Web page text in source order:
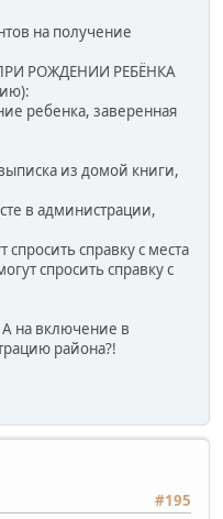
на получение
РОЖДЕНИИ РЕБЁНКА
ребенка, заверенная
из домой книги,
в администрации,
спросить справку с места
спросить справку с
А на включение в
района?!
#195